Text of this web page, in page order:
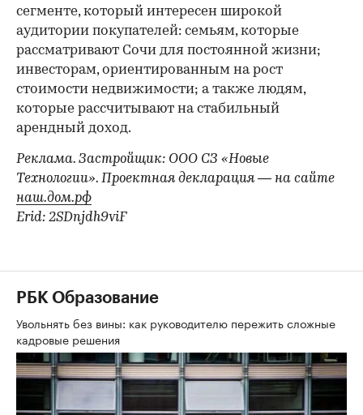
сегменте, который интересен широкой
аудитории покупателей: семьям, которые
рассматривают Сочи для постоянной жизни;
инвесторам, ориентированным на рост
стоимости недвижимости; а также людям,
которые рассчитывают на стабильный
арендный доход.
Реклама. Застройщик: ООО СЗ «Новые
Технологии». Проектная декларация — на сайте
наш.дом.рф
Erid: 2SDnjdh9viF
РБК Образование
Увольнять без вины: как руководителю пережить сложные
кадровые решения